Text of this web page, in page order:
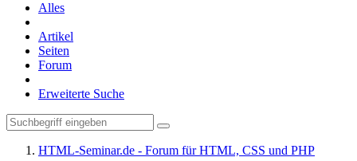
Alles
Artikel
Seiten
Forum
Erweiterte Suche
HTML-Seminar.de - Forum für HTML, CSS und PHP